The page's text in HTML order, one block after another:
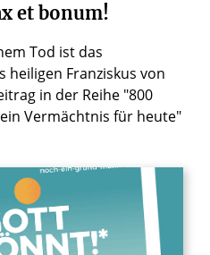
et bonum!
Tod ist das
heiligen Franziskus von
in der Reihe "800
Vermächtnis für heute"